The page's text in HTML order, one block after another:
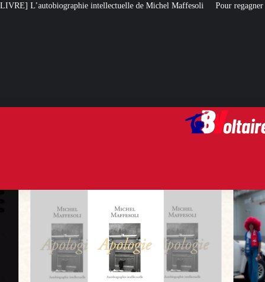
de Michel Maffesoli Pour regagner son influence en